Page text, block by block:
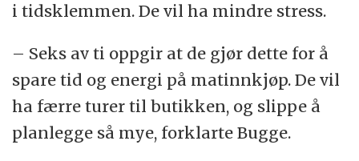
i tidsklemmen. De vil ha mindre stress.
– Seks av ti oppgir at de gjør dette for å
spare tid og energi på matinnkjøp. De vil
ha færre turer til butikken, og slippe å
planlegge så mye, forklarte Bugge.